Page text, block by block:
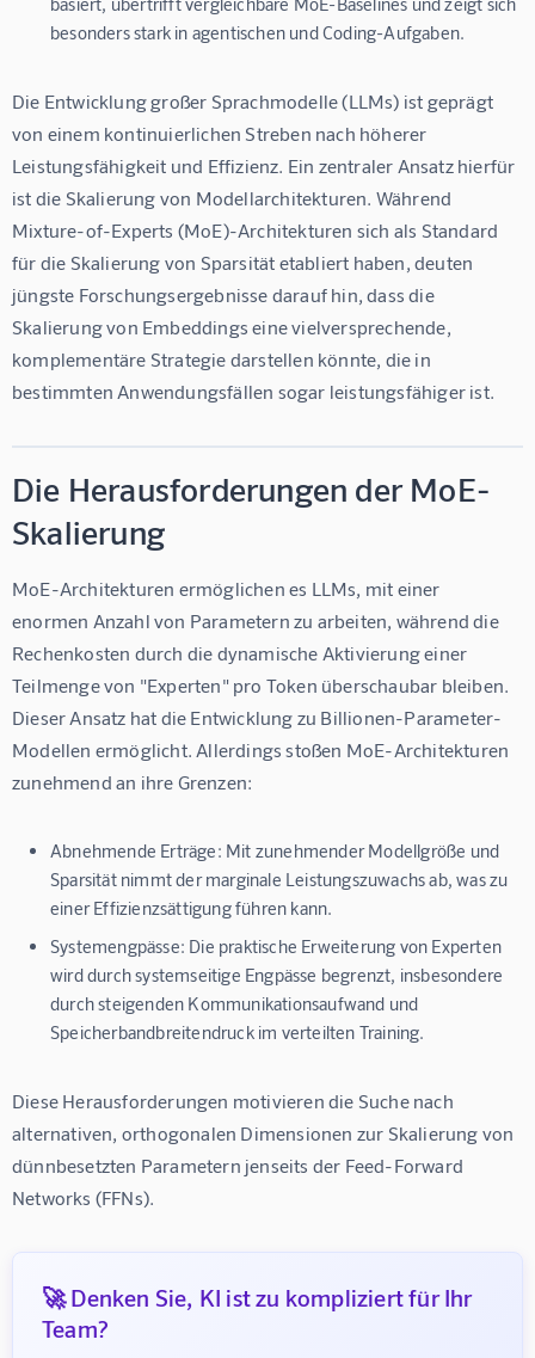
besonders stark in agentischen und Coding-Aufgaben.
Die Entwicklung großer Sprachmodelle (LLMs) ist geprägt
von einem kontinuierlichen Streben nach höherer
Leistungsfähigkeit und Effizienz. Ein zentraler Ansatz hierfür
ist die Skalierung von Modellarchitekturen. Während
Mixture-of-Experts (MoE)-Architekturen sich als Standard
für die Skalierung von Sparsität etabliert haben, deuten
jüngste Forschungsergebnisse darauf hin, dass die
Skalierung von Embeddings eine vielversprechende,
komplementäre Strategie darstellen könnte, die in
bestimmten Anwendungsfällen sogar leistungsfähiger ist.
Die Herausforderungen der MoE-
Skalierung
MoE-Architekturen ermöglichen es LLMs, mit einer
enormen Anzahl von Parametern zu arbeiten, während die
Rechenkosten durch die dynamische Aktivierung einer
Teilmenge von "Experten" pro Token überschaubar bleiben.
Dieser Ansatz hat die Entwicklung zu Billionen-Parameter-
Modellen ermöglicht. Allerdings stoßen MoE-Architekturen
zunehmend an ihre Grenzen:
Abnehmende Erträge: Mit zunehmender Modellgröße und
Sparsität nimmt der marginale Leistungszuwachs ab, was zu
einer Effizienzsättigung führen kann.
Systemengpässe: Die praktische Erweiterung von Experten
wird durch systemseitige Engpässe begrenzt, insbesondere
durch steigenden Kommunikationsaufwand und
Speicherbandbreitendruck im verteilten Training.
Diese Herausforderungen motivieren die Suche nach
alternativen, orthogonalen Dimensionen zur Skalierung von
dünnbesetzten Parametern jenseits der Feed-Forward
Networks (FFNs).
🚀 Denken Sie, KI ist zu kompliziert für Ihr
Team?